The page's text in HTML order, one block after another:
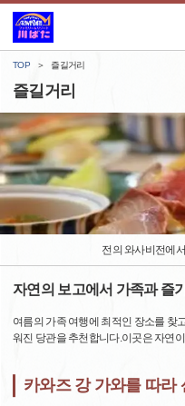
TOP 즐길거리
즐길거리
전의 와사비전에
자연의 보고에서 가족과 즐
여름의 가족 여행에 최적인 장소를 찾
워진 당관을 추천합니다.이곳은 자연
카와즈 강 가와를 따